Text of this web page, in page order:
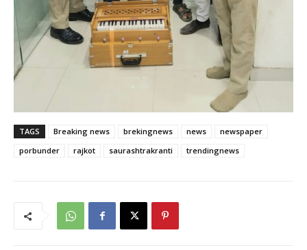
TAGS Breaking news brekingnews news
newspaper
porbunder
rajkot saurashtrakranti trendingnews